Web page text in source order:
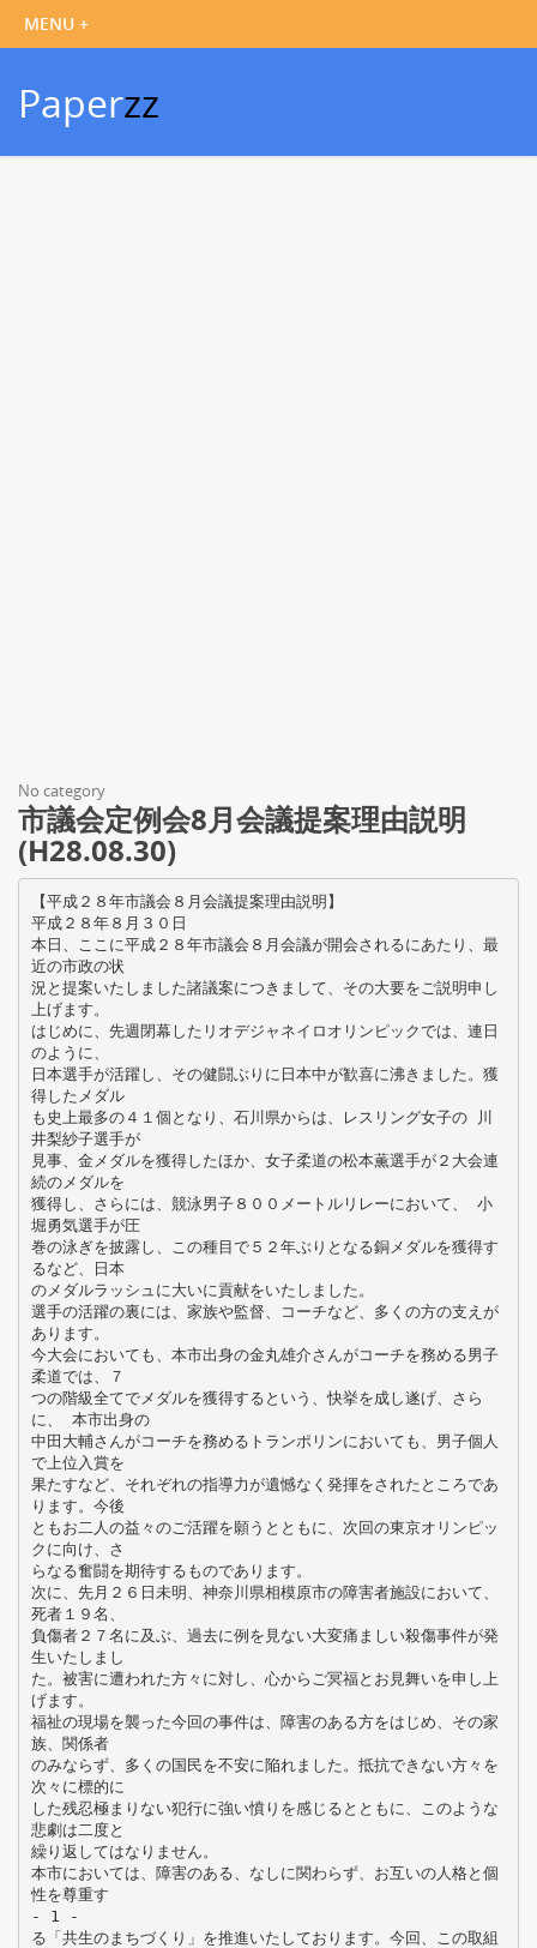
Paperzz
No category
市議会定例会8月会議提案理由説明
(H28.08.30)
【平成２８年市議会８月会議提案理由説明】
平成２８年８月３０日
本日、ここに平成２８年市議会８月会議が開会されるにあたり、最
近の市政の状
況と提案いたしました諸議案につきまして、その大要をご説明申し
上げます。
はじめに、先週閉幕したリオデジャネイロオリンピックでは、連日
のように、
日本選手が活躍し、その健闘ぶりに日本中が歓喜に沸きました。獲
得したメダル
も史上最多の４１個となり、石川県からは、レスリング女子の 川
井梨紗子選手が
見事、金メダルを獲得したほか、女子柔道の松本薫選手が２大会連
続のメダルを
獲得し、さらには、競泳男子８００メートルリレーにおいて、 小
堀勇気選手が圧
巻の泳ぎを披露し、この種目で５２年ぶりとなる銅メダルを獲得す
るなど、日本
のメダルラッシュに大いに貢献をいたしました。
選手の活躍の裏には、家族や監督、コーチなど、多くの方の支えが
あります。
今大会においても、本市出身の金丸雄介さんがコーチを務める男子
柔道では、７
つの階級全てでメダルを獲得するという、快挙を成し遂げ、さら
に、 本市出身の
中田大輔さんがコーチを務めるトランポリンにおいても、男子個人
で上位入賞を
果たすなど、それぞれの指導力が遺憾なく発揮をされたところであ
ります。今後
ともお二人の益々のご活躍を願うとともに、次回の東京オリンピッ
クに向け、さ
らなる奮闘を期待するものであります。
次に、先月２６日未明、神奈川県相模原市の障害者施設において、
死者１９名、
負傷者２７名に及ぶ、過去に例を見ない大変痛ましい殺傷事件が発
生いたしまし
た。被害に遭われた方々に対し、心からご冥福とお見舞いを申し上
げます。
福祉の現場を襲った今回の事件は、障害のある方をはじめ、その家
族、関係者
のみならず、多くの国民を不安に陥れました。抵抗できない方々を
次々に標的に
した残忍極まりない犯行に強い憤りを感じるとともに、このような
悲劇は二度と
繰り返してはなりません。
本市においては、障害のある、なしに関わらず、お互いの人格と個
性を尊重す
- 1 -
る「共生のまちづくり」を推進いたしております。今回、この取組